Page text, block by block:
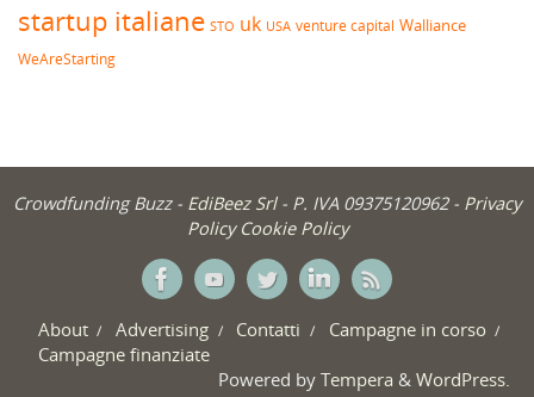
startup italiane STO uk USA venture capital Walliance
WeAreStarting
Crowdfunding Buzz - EdiBeez Srl - P. IVA 09375120962 - Privacy
Policy Cookie Policy
About Advertising Contatti
Campagne in corso
Campagne finanziate
Powered by Tempera & WordPress.